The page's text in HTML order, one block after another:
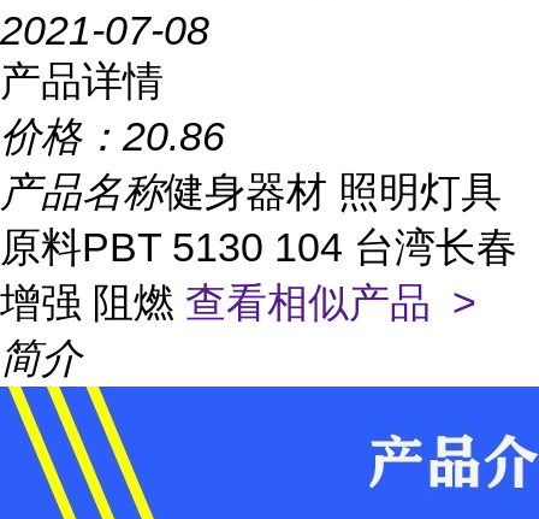
2021-07-08
产品详情
价格： 20.86
产品名称健身器材 照明灯具
原料PBT 5130 104 台湾长春
增强 阻燃 查看相似产品 >
简介